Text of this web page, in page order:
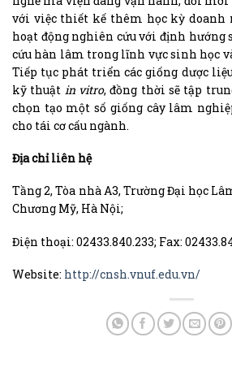
với việc thiết kế thêm học kỳ doanh
hoạt động nghiên cứu với định hướng
cứu hàn lâm trong lĩnh vực sinh học
Tiếp tục phát triển các giống dược
kỹ thuật in vitro, đồng thời sẽ tập
chọn tạo một số giống cây lâm
cho tái cơ cấu ngành.
Địa chỉ liên hệ
Tầng 2, Tòa nhà A3, Trường Đại học
Chương Mỹ, Hà Nội;
Điện thoại: 02433.840.233; Fax:
Website: http://cnsh.vnuf.edu.vn/